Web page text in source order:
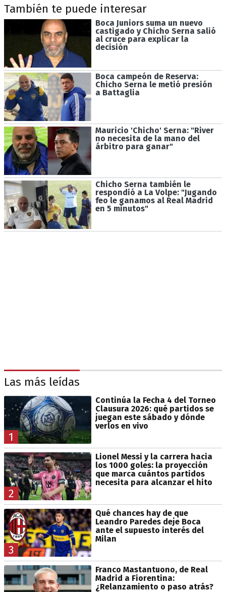
También te puede interesar
Boca Juniors suma un nuevo
castigado y Chicho Serna salió
al cruce para explicar la
decisión
Boca campeón de Reserva:
Chicho Serna le metió presión
a Battaglia
Mauricio 'Chicho' Serna: "River
no necesita de la mano del
árbitro para ganar"
Chicho Serna también le
respondió a La Volpe: "Jugando
feo le ganamos al Real Madrid
en 5 minutos"
Las más leídas
1
Continúa la Fecha 4 del Torneo
Clausura 2026: qué partidos se
juegan este sábado y dónde
verlos en vivo
2
Lionel Messi y la carrera hacia
los 1000 goles: la proyección
que marca cuántos partidos
necesita para alcanzar el hito
3
Qué chances hay de que
Leandro Paredes deje Boca
ante el supuesto interés del
Milan
Franco Mastantuono, de Real
Madrid a Fiorentina:
¿Relanzamiento o paso atrás?